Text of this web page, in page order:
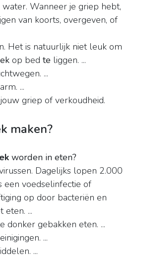
Wanneer je griep hebt,
van koorts, overgeven, of
Het is natuurlijk niet leuk om
op bed te liggen. ...
...
...
griep of verkoudheid.
maken?
worden in eten?
Dagelijks lopen 2.000
een voedselinfectie of
op door bacteriën en
eten. ...
donker gebakken eten. ...
...
...